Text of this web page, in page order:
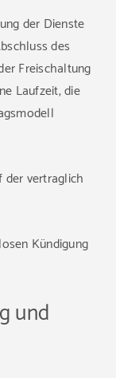
der Dienste
des
Freischaltung
Laufzeit, die
vertraglich
Kündigung
und